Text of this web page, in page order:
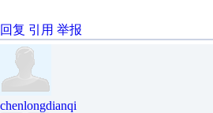
回复 引用 举报
chenlongdianqi